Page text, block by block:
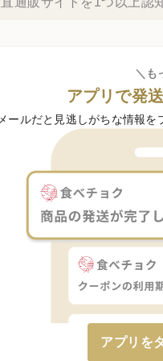
＼も
アプリで発
ールだと見逃しがちな情報
アプリを